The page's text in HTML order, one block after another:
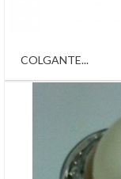
COLGANTE...